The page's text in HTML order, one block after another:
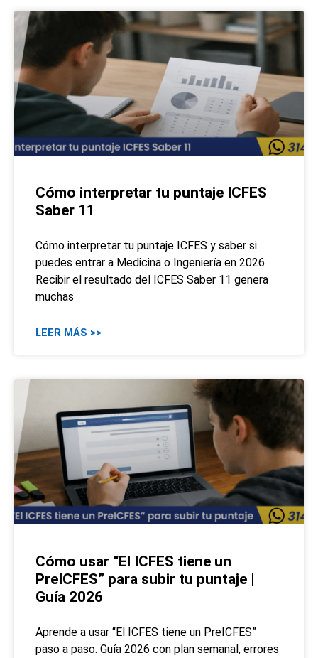
Cómo interpretar tu puntaje ICFES
Saber 11
Cómo interpretar tu puntaje ICFES y saber si
puedes entrar a Medicina o Ingeniería en 2026
Recibir el resultado del ICFES Saber 11 genera
muchas
LEER MÁS >>
Cómo usar “El ICFES tiene un
PreICFES” para subir tu puntaje |
Guía 2026
Aprende a usar “El ICFES tiene un PreICFES”
paso a paso. Guía 2026 con plan semanal, errores